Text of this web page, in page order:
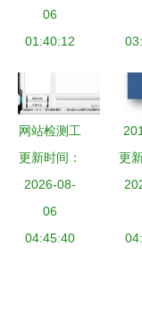
下载——24
页熊猫办公
06
01:40:12
基
论
网站检测工
具 守护网
络信息安全
的重要利器
更新时间：
2026-08-
06
04:45:40
服
软
评
更